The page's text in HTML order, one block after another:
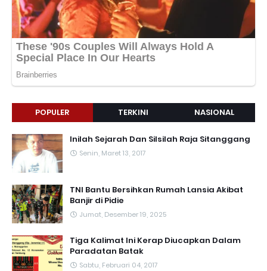
POPULER TERKINI NASIONAL
Inilah Sejarah Dan Silsilah Raja Sitanggang
Senin, Maret 13, 2017
TNI Bantu Bersihkan Rumah Lansia Akibat
Banjir di Pidie
Jumat, Desember 19, 2025
Tiga Kalimat Ini Kerap Diucapkan Dalam
Paradatan Batak
Sabtu, Februari 04, 2017